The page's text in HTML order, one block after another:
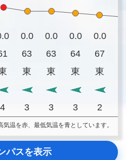
0.0 0.0 0.0 0.0
63 63 64 67
東 東 東 東
4 3 3 3 2
温を赤、最低気温を青としています。
パスを表示